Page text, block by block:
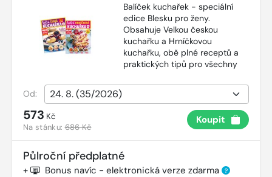
Balíček kuchařek - speciální
edice Blesku pro ženy.
Obsahuje Velkou českou
kuchařku a Hrníčkovou
kuchařku, obě plné receptů a
praktických tipů pro všechny
Od:
573 Kč
Na stánku:686 Kč
Koupit
Půlroční předplatné
+ Bonus navíc - elektronická verze zdarma ?